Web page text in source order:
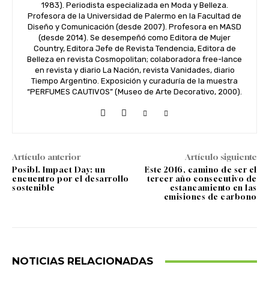
1983). Periodista especializada en Moda y Belleza.
Profesora de la Universidad de Palermo en la Facultad de
Diseño y Comunicación (desde 2007). Profesora en MASD
(desde 2014). Se desempeñó como Editora de Mujer
Country, Editora Jefe de Revista Tendencia, Editora de
Belleza en revista Cosmopolitan; colaboradora free-lance
en revista y diario La Nación, revista Vanidades, diario
Tiempo Argentino. Exposición y curaduría de la muestra
“PERFUMES CAUTIVOS” (Museo de Arte Decorativo, 2000).
Artículo anterior
Posibl. Impact Day: un
encuentro por el desarrollo
sostenible
Artículo siguiente
Este 2016, camino de ser el
tercer año consecutivo de
estancamiento en las
emisiones de carbono
NOTICIAS RELACIONADAS